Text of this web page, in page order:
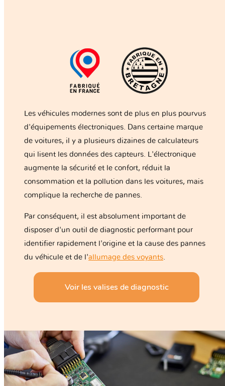
Les véhicules modernes sont de plus en plus pourvus
d'équipements électroniques. Dans certaine marque
de voitures, il y a plusieurs dizaines de calculateurs
qui lisent les données des capteurs. L'électronique
augmente la sécurité et le confort, réduit la
consommation et la pollution dans les voitures, mais
complique la recherche de pannes.
Par conséquent, il est absolument important de
disposer d'un outil de diagnostic performant pour
identifier rapidement l'origine et la cause des pannes
du véhicule et de l'allumage des voyants
Voir les valises de diagnostic